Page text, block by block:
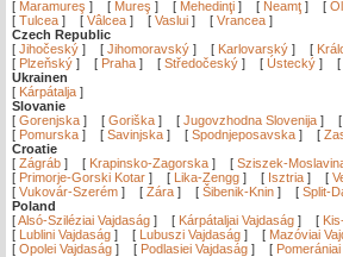
[ Maramureş ] [ Mureş ] [ Mehedinţi ] [ Neamţ ] [
[ Tulcea ] [ Vâlcea ] [ Vaslui ] [ Vrancea ]
Czech Republic
[ Jihočeský ] [ Jihomoravský ] [ Karlovarský ] [
[ Plzeňský ] [ Praha ] [ Středočeský ] [ Ústecký ] [
Ukrainen
[ Kárpátalja ]
Slovanie
[ Gorenjska ] [ Goriška ] [ Jugovzhodna Slovenija ] [
[ Pomurska ] [ Savinjska ] [ Spodnjeposavska ] [
Croatie
[ Zágráb ] [ Krapinsko-Zagorska ] [ Sziszek-
[ Primorje-Gorski Kotar ] [ Lika-Zengg ] [ Isztria ] [
[ Vukovár-Szerém ] [ Zára ] [ Šibenik-Knin ] [ Split-
Poland
[Alsó-Sziléziai Vajdaság ] [ Kárpátaljai Vajdaság ] [
[ Lublini Vajdaság ] [ Lubuszi Vajdaság ] [ Mazóviai
[ Opolei Vajdaság ] [ Podlasiei Vajdaság ] [